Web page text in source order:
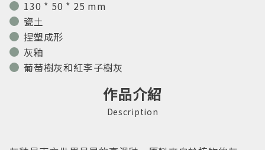
130 * 50 * 25 mm
瓷土
捏塑成形
灰釉
葡萄樹灰和紅李子樹灰
作品介紹
Description